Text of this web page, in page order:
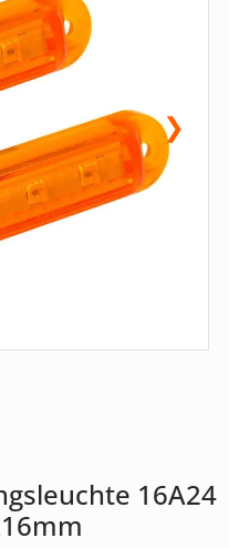
❯
16A24